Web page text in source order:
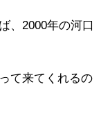
、2000年の河口
て来てくれるの